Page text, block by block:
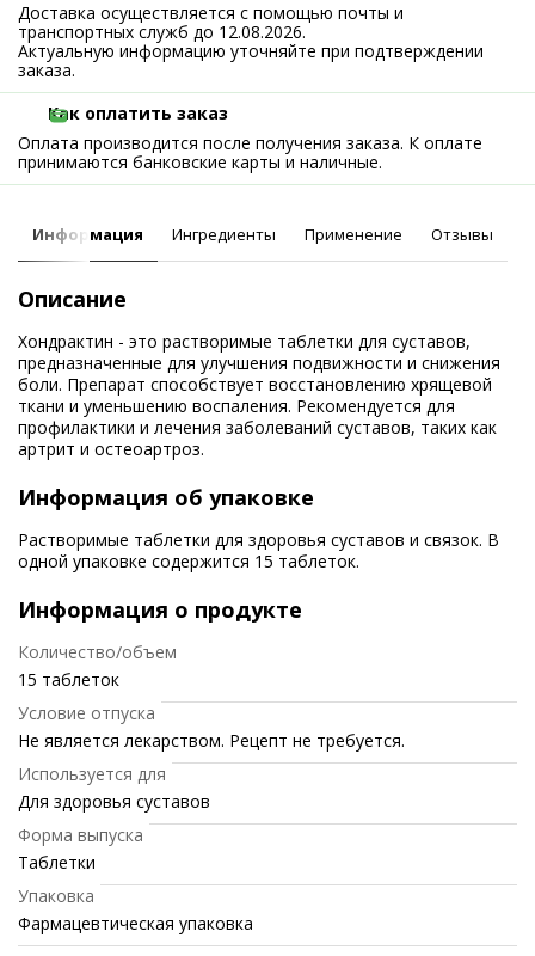
Доставка осуществляется с помощью почты и
транспортных служб до 12.08.2026.
Актуальную информацию уточняйте при подтверждении
заказа.
Как оплатить заказ
Оплата производится после получения заказа. К оплате
принимаются банковские карты и наличные.
Информация Ингредиенты Применение Отзывы
Описание
Хондрактин - это растворимые таблетки для суставов,
предназначенные для улучшения подвижности и снижения
боли. Препарат способствует восстановлению хрящевой
ткани и уменьшению воспаления. Рекомендуется для
профилактики и лечения заболеваний суставов, таких как
артрит и остеоартроз.
Информация об упаковке
Растворимые таблетки для здоровья суставов и связок. В
одной упаковке содержится 15 таблеток.
Информация о продукте
Количество/объем
15 таблеток
Условие отпуска
Не является лекарством. Рецепт не требуется.
Используется для
Для здоровья суставов
Форма выпуска
Таблетки
Упаковка
Фармацевтическая упаковка